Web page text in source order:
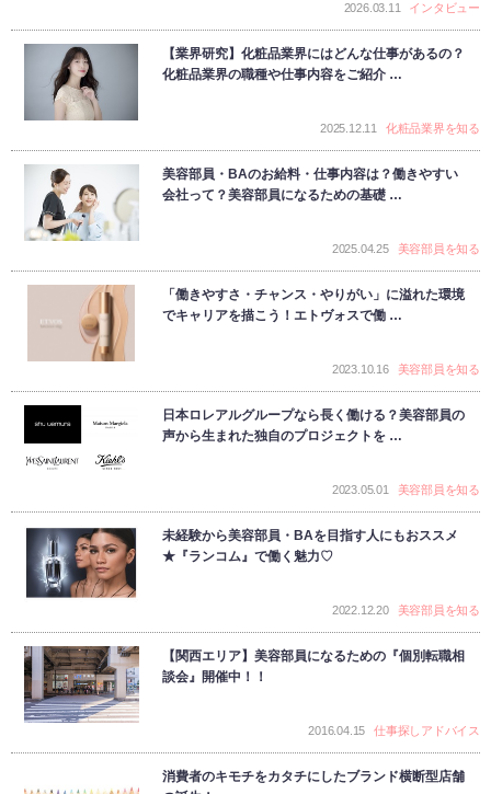
2026.03.11 インタビュー
【業界研究】化粧品業界にはどんな仕事があるの？
化粧品業界の職種や仕事内容をご紹介 …
2025.12.11 化粧品業界を知る
美容部員・BAのお給料・仕事内容は？働きやすい
会社って？美容部員になるための基礎 …
2025.04.25 美容部員を知る
「働きやすさ・チャンス・やりがい」に溢れた環境
でキャリアを描こう！エトヴォスで働 …
2023.10.16 美容部員を知る
日本ロレアルグループなら長く働ける？美容部員の
声から生まれた独自のプロジェクトを …
2023.05.01 美容部員を知る
未経験から美容部員・BAを目指す人にもおススメ
★『ランコム』で働く魅力♡
2022.12.20 美容部員を知る
【関西エリア】美容部員になるための『個別転職相
談会』開催中！！
2016.04.15 仕事探しアドバイス
消費者のキモチをカタチにしたブランド横断型店舗